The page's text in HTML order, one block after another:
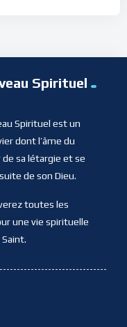
Spirituel
Spirituel est un
dont l’âme du
sa létargie et se
de son Dieu.
toutes les
une vie spirituelle